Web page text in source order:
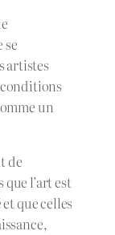
se
artistes
un
de
l’art est
que celles